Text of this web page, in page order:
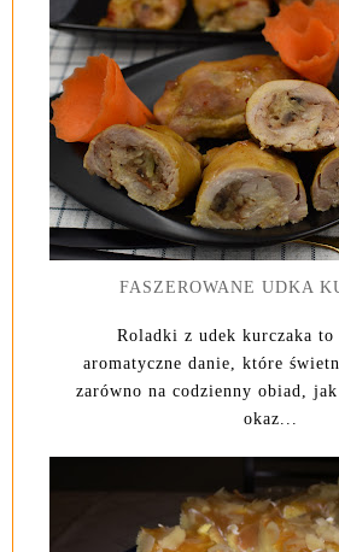
FASZEROWANE UDKA
Roladki z udek kurczaka to
aromatyczne danie, które
zarówno na codzienny obiad,
okaz...